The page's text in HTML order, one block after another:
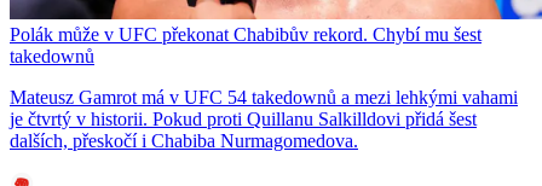
Polák může v UFC překonat Chabibův rekord. Chybí mu šest
takedownů
Mateusz Gamrot má v UFC 54 takedownů a mezi lehkými vahami
je čtvrtý v historii. Pokud proti Quillanu Salkilldovi přidá šest
dalších, přeskočí i Chabiba Nurmagomedova.